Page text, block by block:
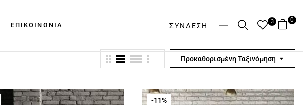
ΕΠΙΚΟΙΝΩΝΙΑ ΣΎΝΔΕΣΗ 3 0
Προκαθορισμένη Ταξινόμηση
-11%